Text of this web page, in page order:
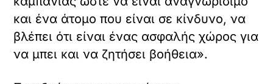
και ένα άτομο που είναι σε κίνδυνο, να
βλέπει ότι είναι ένας ασφαλής χώρος για
να μπει και να ζητήσει βοήθεια».